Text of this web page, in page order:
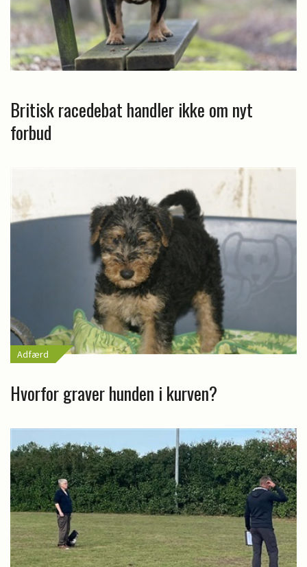
Britisk racedebat handler ikke om nyt
forbud
Adfærd
Hvorfor graver hunden i kurven?